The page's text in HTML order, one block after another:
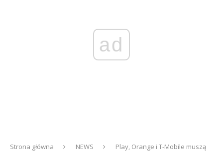
ad
Strona główna NEWS
Play, Orange i T-Mobile muszą